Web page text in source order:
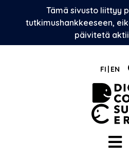
Tämä sivusto liittyy
tutkimushankkeeseen,
päivitetä
FI EN